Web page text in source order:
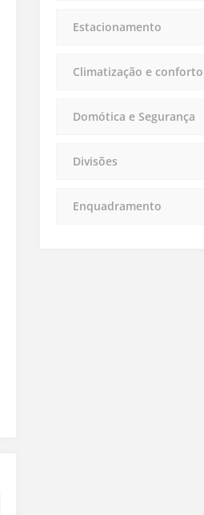
Estacionamento
Climatização e conforto
Domótica e Segurança
Divisões
Enquadramento